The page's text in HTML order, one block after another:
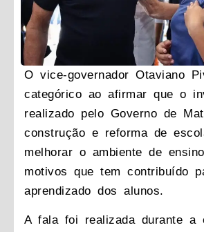
O vice-governador Otaviano
categórico ao afirmar que o
realizado pelo Governo de
construção e reforma de
melhorar o ambiente de
motivos que tem contribuído
aprendizado dos alunos.
A fala foi realizada durante a